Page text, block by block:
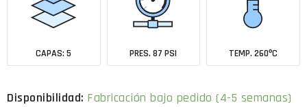
CAPAS: 5 PRES. 87 PSI TEMP. 260ºC
Fabricación bajo pedido (4-5 semanas)